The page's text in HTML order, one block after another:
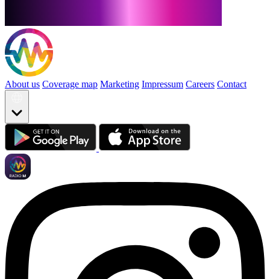
About us Coverage map Marketing Impressum Careers Contact